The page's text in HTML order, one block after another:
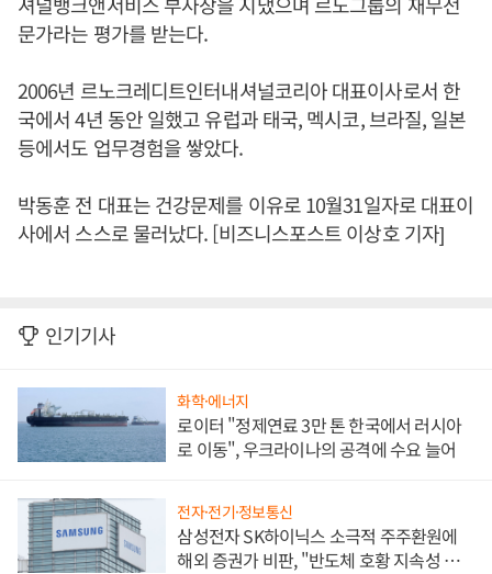
문가라는 평가를 받는다.
2006년 르노크레디트인터내셔널코리아 대표이사로서 한
국에서 4년 동안 일했고 유럽과 태국, 멕시코, 브라질, 일본
등에서도 업무경험을 쌓았다.
박동훈 전 대표는 건강문제를 이유로 10월31일자로 대표이
사에서 스스로 물러났다. [비즈니스포스트 이상호 기자]
인기기사
화학·에너지
로이터 "정제연료 3만 톤 한국에서 러시아
로 이동", 우크라이나의 공격에 수요 늘어
전자·전기·정보통신
삼성전자 SK하이닉스 소극적 주주환원에
해외 증권가 비판, "반도체 호황 지속성 의